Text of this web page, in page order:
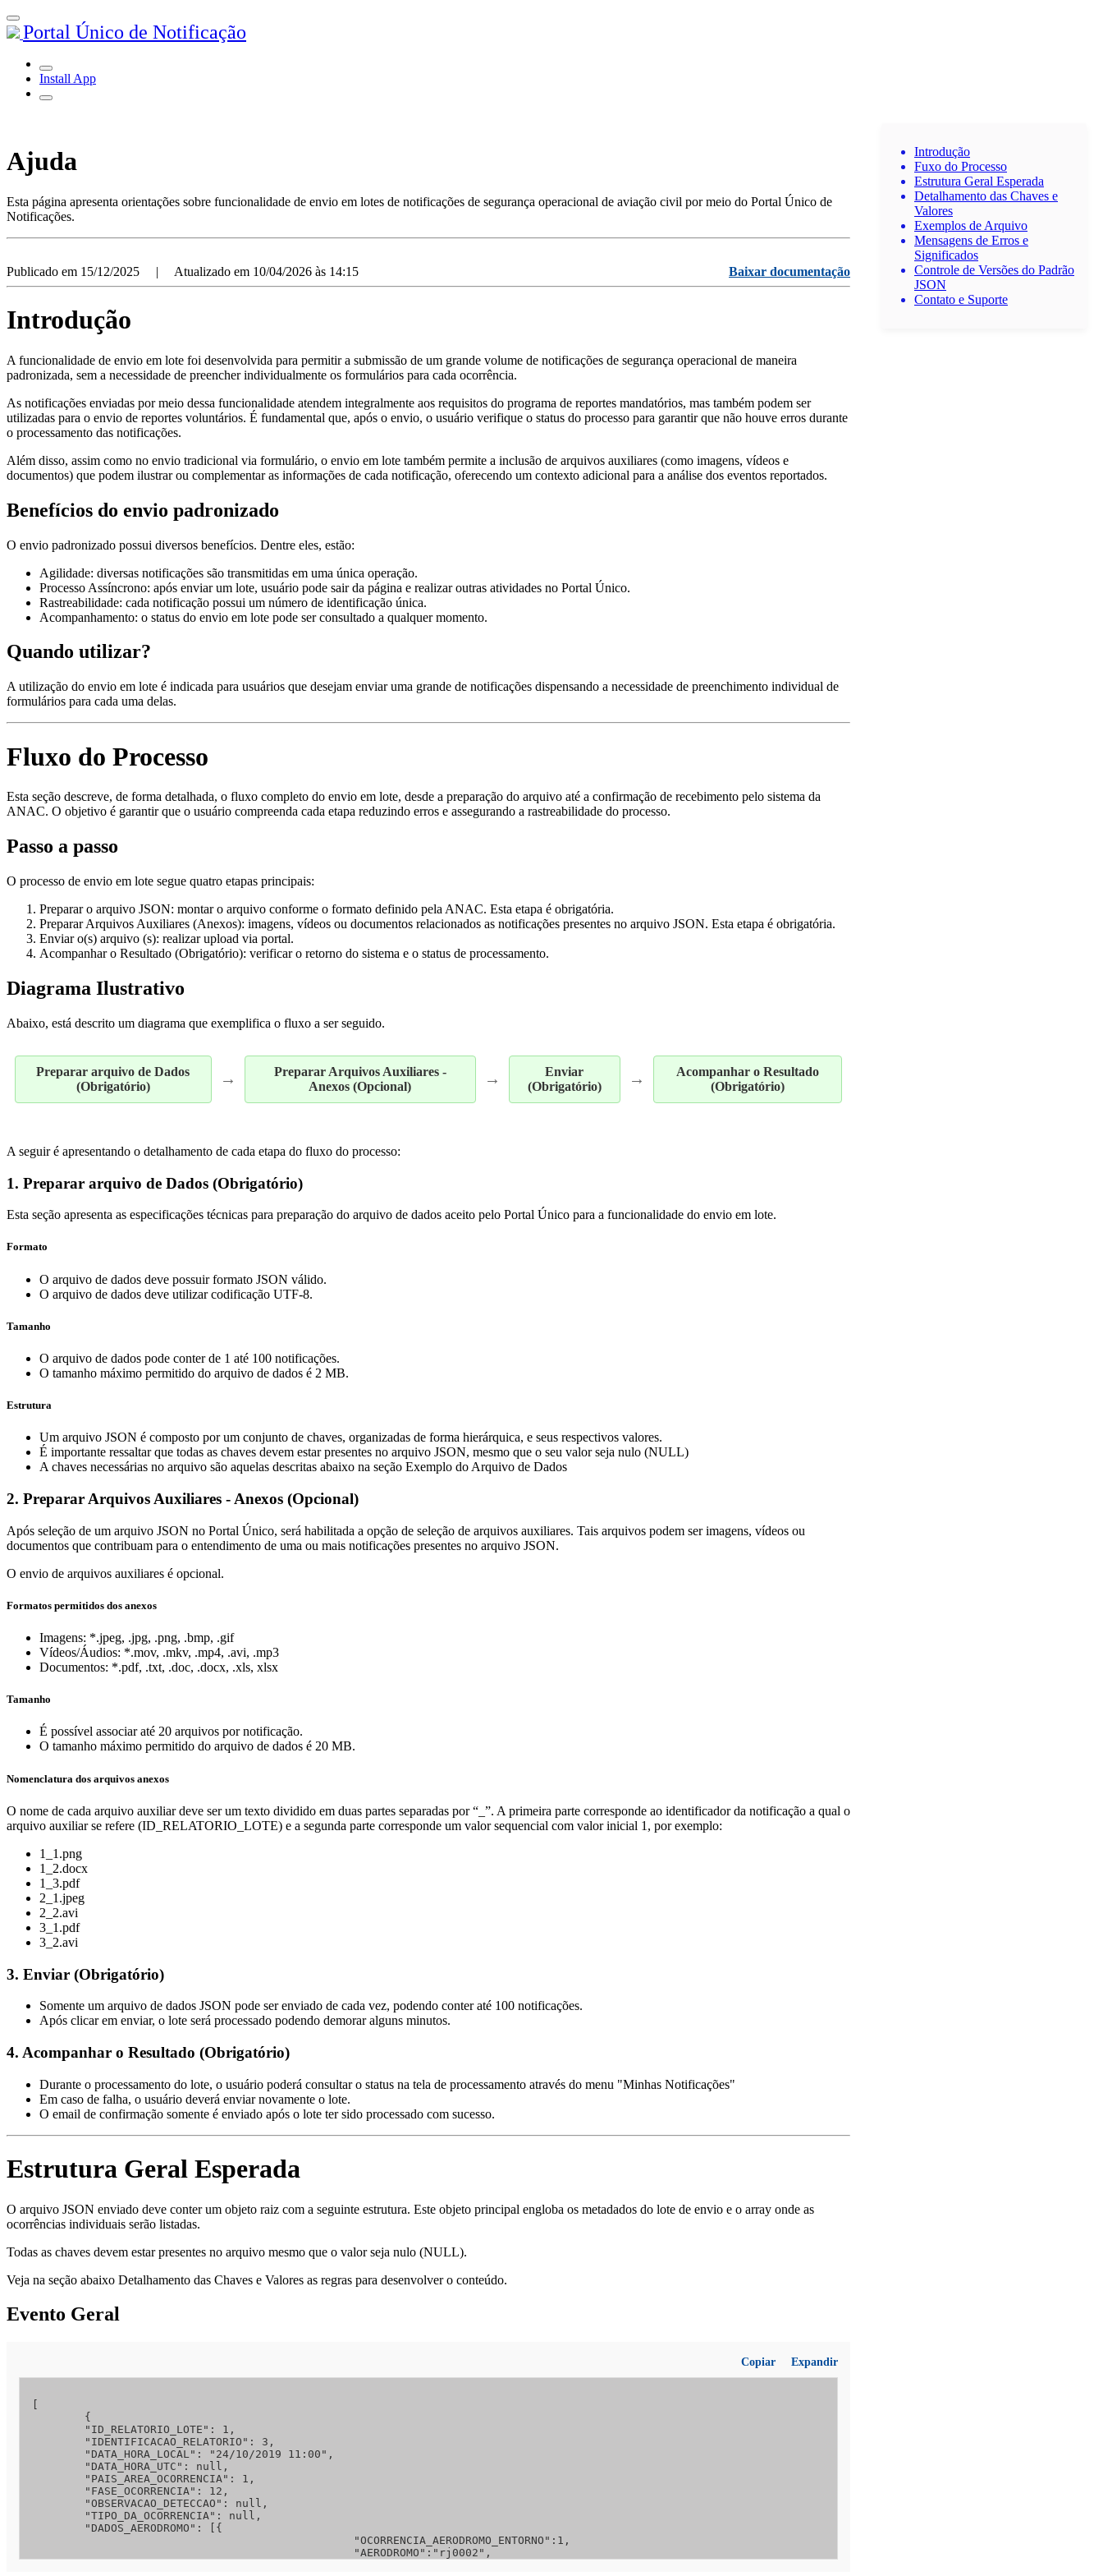
Portal Único de Notificação
Install App
Ajuda
Esta página apresenta orientações sobre funcionalidade de envio em lotes de notificações de segurança operacional de aviação civil por meio do Portal Único de
Notificações.
Publicado em 15/12/2025 | Atualizado em 10/04/2026 às 14:15 Baixar documentação
Introdução
A funcionalidade de envio em lote foi desenvolvida para permitir a submissão de um grande volume de notificações de segurança operacional de maneira
padronizada, sem a necessidade de preencher individualmente os formulários para cada ocorrência.
As notificações enviadas por meio dessa funcionalidade atendem integralmente aos requisitos do programa de reportes mandatórios, mas também podem ser
utilizadas para o envio de reportes voluntários. É fundamental que, após o envio, o usuário verifique o status do processo para garantir que não houve erros durante
o processamento das notificações.
Além disso, assim como no envio tradicional via formulário, o envio em lote também permite a inclusão de arquivos auxiliares (como imagens, vídeos e
documentos) que podem ilustrar ou complementar as informações de cada notificação, oferecendo um contexto adicional para a análise dos eventos reportados.
Benefícios do envio padronizado
O envio padronizado possui diversos benefícios. Dentre eles, estão:
Agilidade: diversas notificações são transmitidas em uma única operação.
Processo Assíncrono: após enviar um lote, usuário pode sair da página e realizar outras atividades no Portal Único.
Rastreabilidade: cada notificação possui um número de identificação única.
Acompanhamento: o status do envio em lote pode ser consultado a qualquer momento.
Quando utilizar?
A utilização do envio em lote é indicada para usuários que desejam enviar uma grande de notificações dispensando a necessidade de preenchimento individual de
formulários para cada uma delas.
Fluxo do Processo
Esta seção descreve, de forma detalhada, o fluxo completo do envio em lote, desde a preparação do arquivo até a confirmação de recebimento pelo sistema da
ANAC. O objetivo é garantir que o usuário compreenda cada etapa reduzindo erros e assegurando a rastreabilidade do processo.
Passo a passo
O processo de envio em lote segue quatro etapas principais:
Preparar o arquivo JSON: montar o arquivo conforme o formato definido pela ANAC. Esta etapa é obrigatória.
Preparar Arquivos Auxiliares (Anexos): imagens, vídeos ou documentos relacionados as notificações presentes no arquivo JSON. Esta etapa é obrigatória.
Enviar o(s) arquivo (s): realizar upload via portal.
Acompanhar o Resultado (Obrigatório): verificar o retorno do sistema e o status de processamento.
Diagrama Ilustrativo
Abaixo, está descrito um diagrama que exemplifica o fluxo a ser seguido.
Preparar arquivo de Dados
(Obrigatório)
→
Preparar Arquivos Auxiliares -
Anexos (Opcional)
→
Enviar
(Obrigatório)
→
Acompanhar o Resultado
(Obrigatório)
A seguir é apresentando o detalhamento de cada etapa do fluxo do processo:
1. Preparar arquivo de Dados (Obrigatório)
Esta seção apresenta as especificações técnicas para preparação do arquivo de dados aceito pelo Portal Único para a funcionalidade do envio em lote.
Formato
O arquivo de dados deve possuir formato JSON válido.
O arquivo de dados deve utilizar codificação UTF-8.
Tamanho
O arquivo de dados pode conter de 1 até 100 notificações.
O tamanho máximo permitido do arquivo de dados é 2 MB.
Estrutura
Um arquivo JSON é composto por um conjunto de chaves, organizadas de forma hierárquica, e seus respectivos valores.
É importante ressaltar que todas as chaves devem estar presentes no arquivo JSON, mesmo que o seu valor seja nulo (NULL)
A chaves necessárias no arquivo são aquelas descritas abaixo na seção Exemplo do Arquivo de Dados
2. Preparar Arquivos Auxiliares - Anexos (Opcional)
Após seleção de um arquivo JSON no Portal Único, será habilitada a opção de seleção de arquivos auxiliares. Tais arquivos podem ser imagens, vídeos ou
documentos que contribuam para o entendimento de uma ou mais notificações presentes no arquivo JSON.
O envio de arquivos auxiliares é opcional.
Formatos permitidos dos anexos
Imagens: *.jpeg, .jpg, .png, .bmp, .gif
Vídeos/Áudios: *.mov, .mkv, .mp4, .avi, .mp3
Documentos: *.pdf, .txt, .doc, .docx, .xls, xlsx
Tamanho
É possível associar até 20 arquivos por notificação.
O tamanho máximo permitido do arquivo de dados é 20 MB.
Nomenclatura dos arquivos anexos
O nome de cada arquivo auxiliar deve ser um texto dividido em duas partes separadas por “_”. A primeira parte corresponde ao identificador da notificação a qual o
arquivo auxiliar se refere (ID_RELATORIO_LOTE) e a segunda parte corresponde um valor sequencial com valor inicial 1, por exemplo:
1_1.png
1_2.docx
1_3.pdf
2_1.jpeg
2_2.avi
3_1.pdf
3_2.avi
3. Enviar (Obrigatório)
Somente um arquivo de dados JSON pode ser enviado de cada vez, podendo conter até 100 notificações.
Após clicar em enviar, o lote será processado podendo demorar alguns minutos.
4. Acompanhar o Resultado (Obrigatório)
Durante o processamento do lote, o usuário poderá consultar o status na tela de processamento através do menu "Minhas Notificações"
Em caso de falha, o usuário deverá enviar novamente o lote.
O email de confirmação somente é enviado após o lote ter sido processado com sucesso.
Estrutura Geral Esperada
O arquivo JSON enviado deve conter um objeto raiz com a seguinte estrutura. Este objeto principal engloba os metadados do lote de envio e o array onde as
ocorrências individuais serão listadas.
Todas as chaves devem estar presentes no arquivo mesmo que o valor seja nulo (NULL).
Veja na seção abaixo Detalhamento das Chaves e Valores as regras para desenvolver o conteúdo.
Evento Geral
Copiar Expandir
Introdução
Fuxo do Processo
Estrutura Geral Esperada
Detalhamento das Chaves e
Valores
Exemplos de Arquivo
Mensagens de Erros e
Significados
Controle de Versões do Padrão
JSON
Contato e Suporte